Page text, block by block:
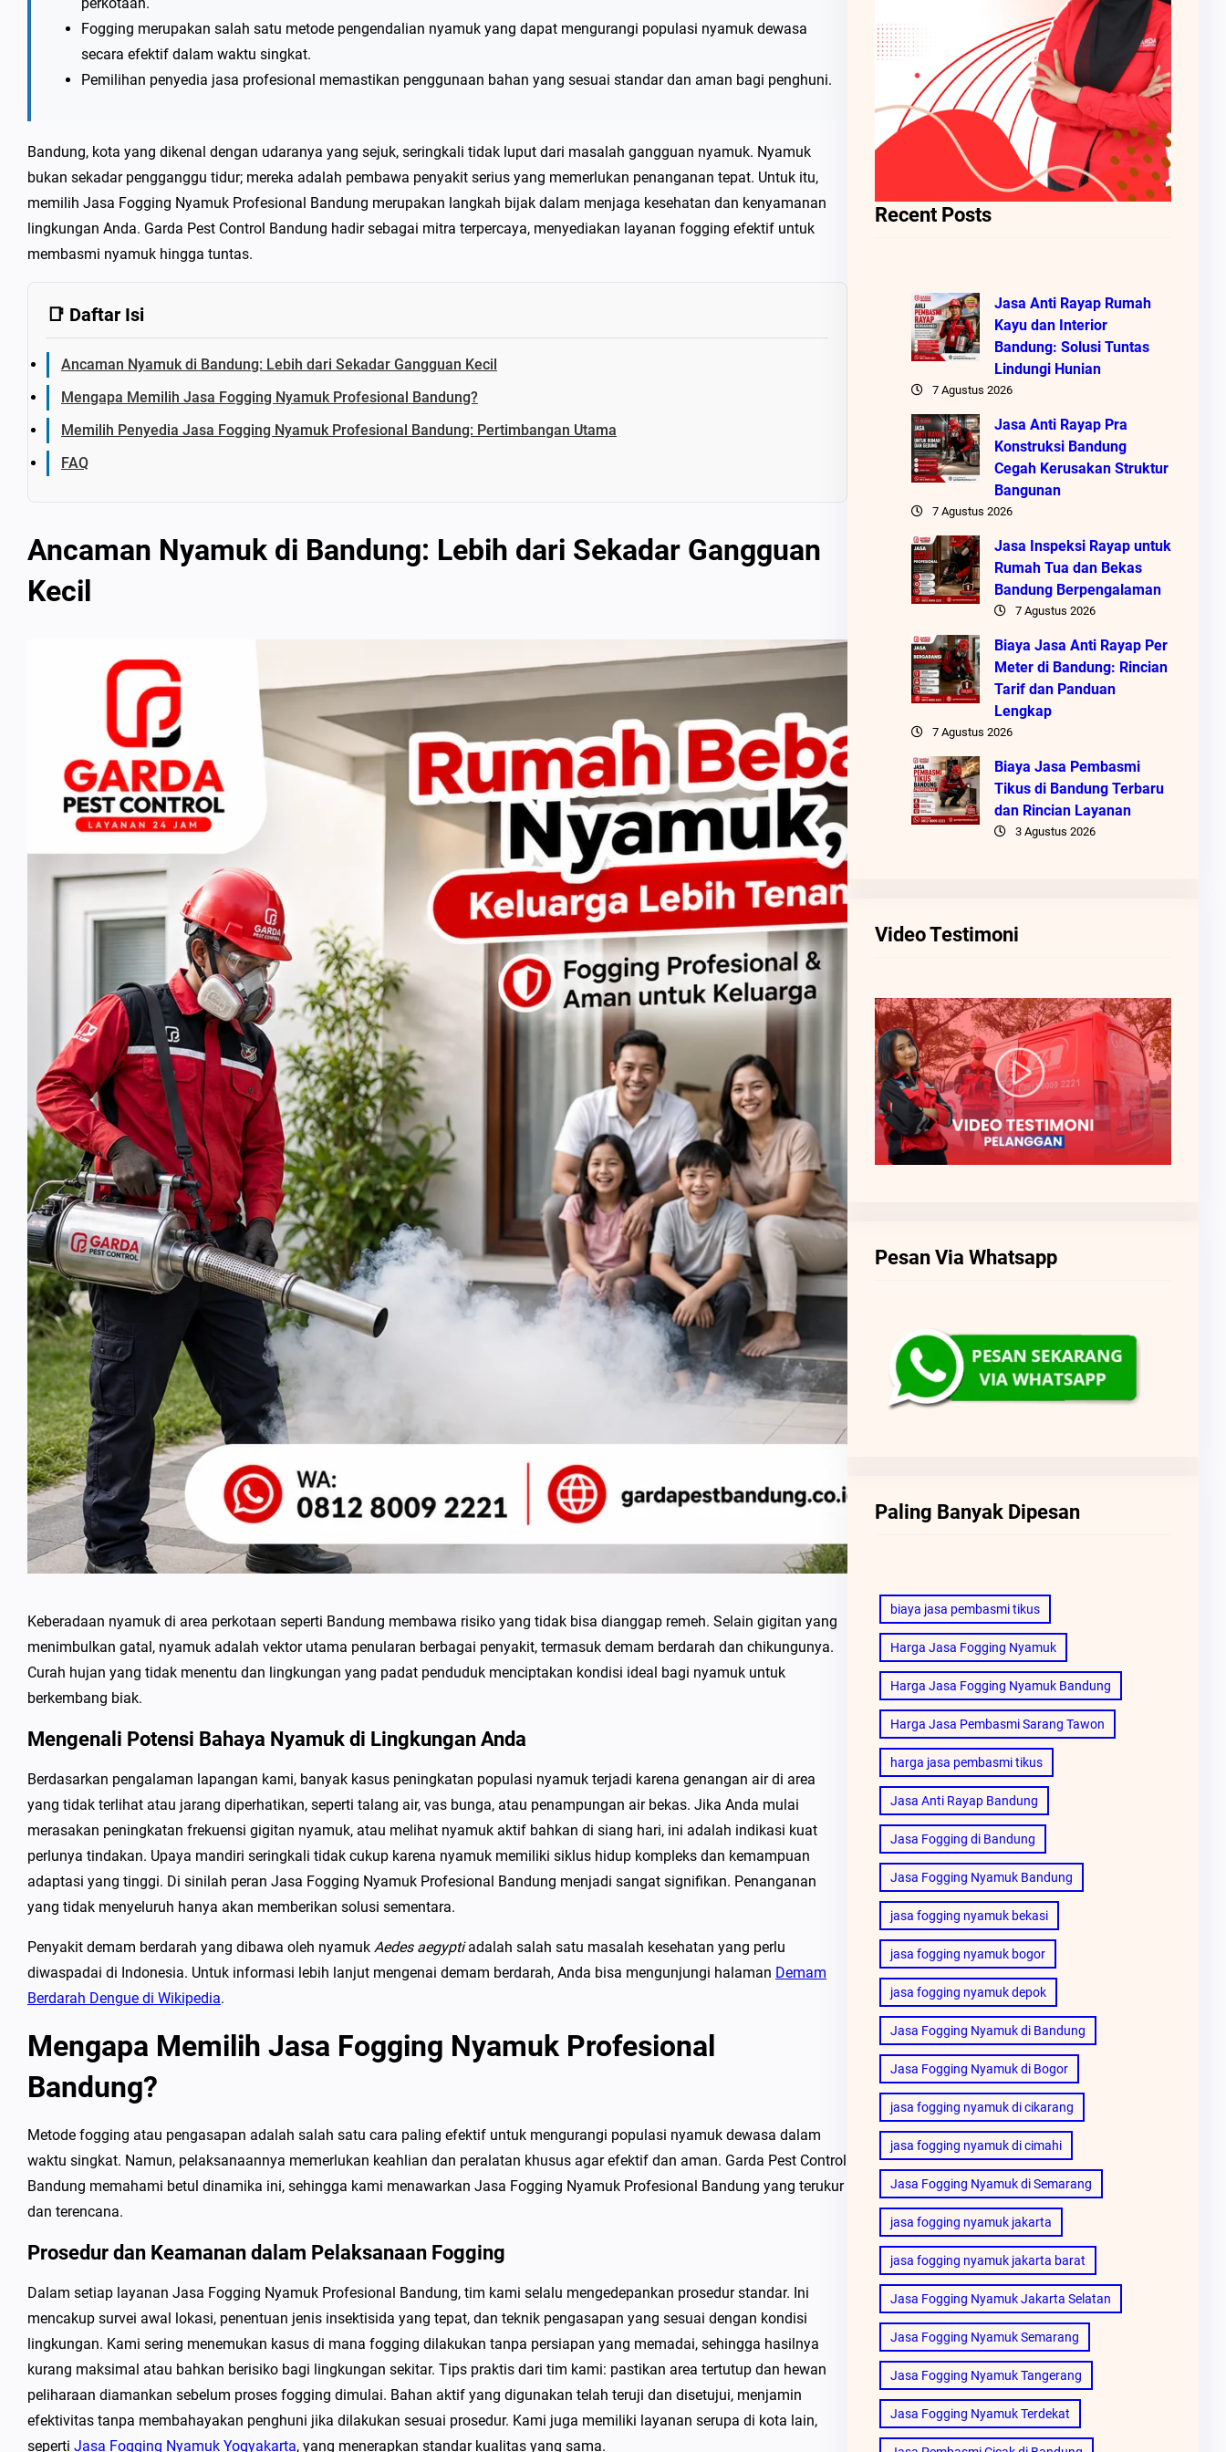
Fogging merupakan salah satu metode pengendalian nyamuk yang dapat mengurangi populasi nyamuk dewasa
secara efektif dalam waktu singkat.
Pemilihan penyedia jasa profesional memastikan penggunaan bahan yang sesuai standar dan aman bagi penghuni.
Bandung, kota yang dikenal dengan udaranya yang sejuk, seringkali tidak luput dari masalah gangguan nyamuk. Nyamuk
bukan sekadar pengganggu tidur; mereka adalah pembawa penyakit serius yang memerlukan penanganan tepat. Untuk itu,
memilih Jasa Fogging Nyamuk Profesional Bandung merupakan langkah bijak dalam menjaga kesehatan dan kenyamanan
lingkungan Anda. Garda Pest Control Bandung hadir sebagai mitra terpercaya, menyediakan layanan fogging efektif untuk
membasmi nyamuk hingga tuntas.
📑 Daftar Isi
Ancaman Nyamuk di Bandung: Lebih dari Sekadar Gangguan Kecil
Mengapa Memilih Jasa Fogging Nyamuk Profesional Bandung?
Memilih Penyedia Jasa Fogging Nyamuk Profesional Bandung: Pertimbangan Utama
FAQ
Ancaman Nyamuk di Bandung: Lebih dari Sekadar Gangguan
Kecil
Keberadaan nyamuk di area perkotaan seperti Bandung membawa risiko yang tidak bisa dianggap remeh. Selain gigitan yang
menimbulkan gatal, nyamuk adalah vektor utama penularan berbagai penyakit, termasuk demam berdarah dan chikungunya.
Curah hujan yang tidak menentu dan lingkungan yang padat penduduk menciptakan kondisi ideal bagi nyamuk untuk
berkembang biak.
Mengenali Potensi Bahaya Nyamuk di Lingkungan Anda
Berdasarkan pengalaman lapangan kami, banyak kasus peningkatan populasi nyamuk terjadi karena genangan air di area
yang tidak terlihat atau jarang diperhatikan, seperti talang air, vas bunga, atau penampungan air bekas. Jika Anda mulai
merasakan peningkatan frekuensi gigitan nyamuk, atau melihat nyamuk aktif bahkan di siang hari, ini adalah indikasi kuat
perlunya tindakan. Upaya mandiri seringkali tidak cukup karena nyamuk memiliki siklus hidup kompleks dan kemampuan
adaptasi yang tinggi. Di sinilah peran Jasa Fogging Nyamuk Profesional Bandung menjadi sangat signifikan. Penanganan
yang tidak menyeluruh hanya akan memberikan solusi sementara.
Penyakit demam berdarah yang dibawa oleh nyamuk Aedes aegyptiadalah salah satu masalah kesehatan yang perlu
diwaspadai di Indonesia. Untuk informasi lebih lanjut mengenai demam berdarah, Anda bisa mengunjungi halaman Demam
Berdarah Dengue di Wikipedia.
Mengapa Memilih Jasa Fogging Nyamuk Profesional
Bandung?
Metode fogging atau pengasapan adalah salah satu cara paling efektif untuk mengurangi populasi nyamuk dewasa dalam
waktu singkat. Namun, pelaksanaannya memerlukan keahlian dan peralatan khusus agar efektif dan aman. Garda Pest Control
Bandung memahami betul dinamika ini, sehingga kami menawarkan Jasa Fogging Nyamuk Profesional Bandung yang terukur
dan terencana.
Prosedur dan Keamanan dalam Pelaksanaan Fogging
Dalam setiap layanan Jasa Fogging Nyamuk Profesional Bandung, tim kami selalu mengedepankan prosedur standar. Ini
mencakup survei awal lokasi, penentuan jenis insektisida yang tepat, dan teknik pengasapan yang sesuai dengan kondisi
lingkungan. Kami sering menemukan kasus di mana fogging dilakukan tanpa persiapan yang memadai, sehingga hasilnya
kurang maksimal atau bahkan berisiko bagi lingkungan sekitar. Tips praktis dari tim kami: pastikan area tertutup dan hewan
peliharaan diamankan sebelum proses fogging dimulai. Bahan aktif yang digunakan telah teruji dan disetujui, menjamin
efektivitas tanpa membahayakan penghuni jika dilakukan sesuai prosedur. Kami juga memiliki layanan serupa di kota lain,
seperti Jasa Fogging Nyamuk Yogyakarta, yang menerapkan standar kualitas yang sama.
Recent Posts
Jasa Anti Rayap Rumah
Kayu dan Interior
Bandung: Solusi Tuntas
Lindungi Hunian
7 Agustus 2026
Jasa Anti Rayap Pra
Konstruksi Bandung
Cegah Kerusakan Struktur
Bangunan
7 Agustus 2026
Jasa Inspeksi Rayap untuk
Rumah Tua dan Bekas
Bandung Berpengalaman
7 Agustus 2026
Biaya Jasa Anti Rayap Per
Meter di Bandung: Rincian
Tarif dan Panduan
Lengkap
7 Agustus 2026
Biaya Jasa Pembasmi
Tikus di Bandung Terbaru
dan Rincian Layanan
3 Agustus 2026
Video Testimoni
Pesan Via Whatsapp
Paling Banyak Dipesan
biaya jasa pembasmi tikus
Harga Jasa Fogging Nyamuk
Harga Jasa Fogging Nyamuk Bandung
Harga Jasa Pembasmi Sarang Tawon
harga jasa pembasmi tikus
Jasa Anti Rayap Bandung
Jasa Fogging di Bandung
Jasa Fogging Nyamuk Bandung
jasa fogging nyamuk bekasi
jasa fogging nyamuk bogor
jasa fogging nyamuk depok
Jasa Fogging Nyamuk di Bandung
Jasa Fogging Nyamuk di Bogor
jasa fogging nyamuk di cikarang
jasa fogging nyamuk di cimahi
Jasa Fogging Nyamuk di Semarang
jasa fogging nyamuk jakarta
jasa fogging nyamuk jakarta barat
Jasa Fogging Nyamuk Jakarta Selatan
Jasa Fogging Nyamuk Semarang
Jasa Fogging Nyamuk Tangerang
Jasa Fogging Nyamuk Terdekat